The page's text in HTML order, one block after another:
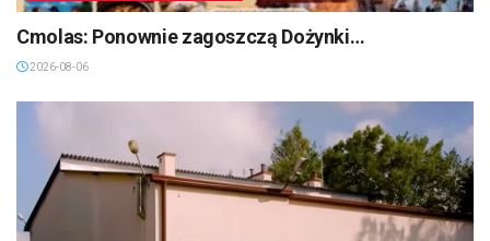
Cmolas: Ponownie zagoszczą Dożynki…
2026-08-06